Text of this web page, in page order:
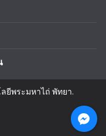
ยีพระมหาไถ่ พัทยา.